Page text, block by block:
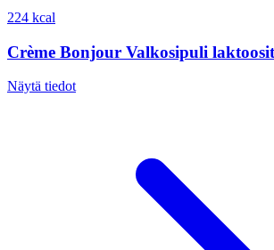
224 kcal
Crème Bonjour Valkosipuli
Näytä tiedot